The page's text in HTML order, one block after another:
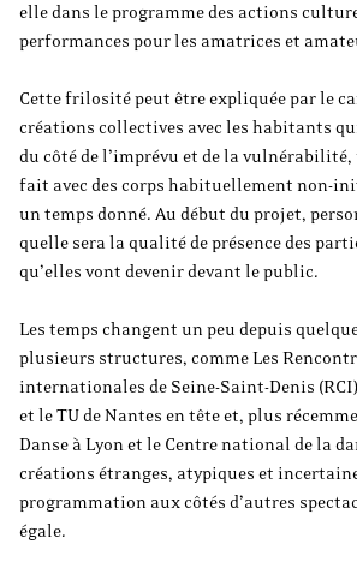
elle dans le programme des actions
performances pour les amatrices et
Cette frilosité peut être expliquée par le
créations collectives avec les habitants
du côté de l’imprévu et de la
fait avec des corps habituellement non-
un temps donné. Au début du projet,
quelle sera la qualité de présence des
qu’elles vont devenir devant le public.
Les temps changent un peu depuis
plusieurs structures, comme Les
internationales de Seine-Saint-Denis
et le TU de Nantes en tête et, plus
Danse à Lyon et le Centre national de la
créations étranges, atypiques et
programmation aux côtés d’autres
égale.